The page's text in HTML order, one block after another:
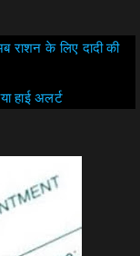
राशन के लिए दादी की
हाई अलर्ट